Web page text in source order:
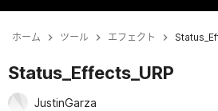
ホーム ツール エフェクト
Status_Effects_URP
JustinGarza